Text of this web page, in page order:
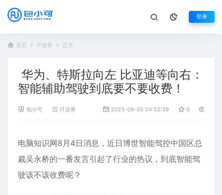
登录
首页 IT业界 正文
华为、特斯拉向左 比亚迪等向右：
智能辅助驾驶到底要不要收费！
包小可 IT业界 2025-08-05 04:52:39 0
电脑知识网8月4日消息，近日博世智能驾控中国区总
裁吴永桥的一番发言引起了行业的热议，到底智能驾
驶该不该收费呢？